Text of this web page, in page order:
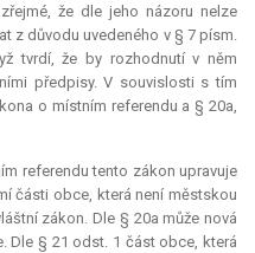
že dle jeho názoru nelze
z důvodu uvedeného v § 7 písm.
tvrdí, že by rozhodnutí v něm
předpisy. V souvislosti s tím
o místním referendu a § 20a,
referendu tento zákon upravuje
části obce, která není městskou
zákon. Dle § 20a může nová
Dle § 21 odst. 1 část obce, která